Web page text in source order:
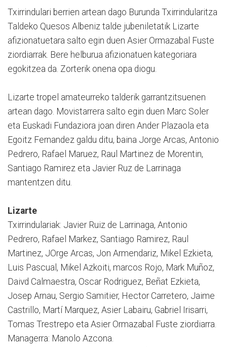
Txirrindulari berrien artean dago Burunda Txirrindularitza
Taldeko Quesos Albeniz talde jubeniletatik Lizarte
afizionatuetara salto egin duen Asier Ormazabal Fuste
ziordiarrak. Bere helburua afizionatuen kategoriara
egokitzea da. Zorterik onena opa diogu.
Lizarte tropel amateurreko talderik garrantzitsuenen
artean dago. Movistarrera salto egin duen Marc Soler
eta Euskadi Fundaziora joan diren Ander Plazaola eta
Egoitz Fernandez galdu ditu, baina Jorge Arcas, Antonio
Pedrero, Rafael Maruez, Raul Martinez de Morentin,
Santiago Ramirez eta Javier Ruz de Larrinaga
mantentzen ditu.
Lizarte
Txirrindulariak: Javier Ruiz de Larrinaga, Antonio
Pedrero, Rafael Markez, Santiago Ramirez, Raul
Martinez, JOrge Arcas, Jon Armendariz, Mikel Ezkieta,
Luis Pascual, Mikel Azkoiti, marcos Rojo, Mark Muñoz,
Daivd Calmaestra, Oscar Rodriguez, Beñat Ezkieta,
Josep Arnau, Sergio Samitier, Hector Carretero, Jaime
Castrillo, Martí Marquez, Asier Labairu, Gabriel Irisarri,
Tomas Trestrepo eta Asier Ormazabal Fuste ziordiarra.
Managerra: Manolo Azcona.